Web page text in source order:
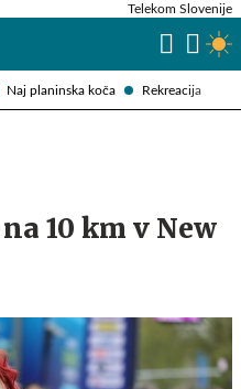
Naj planinska koča Rekreacija
Telekom Slovenije
10 km v New